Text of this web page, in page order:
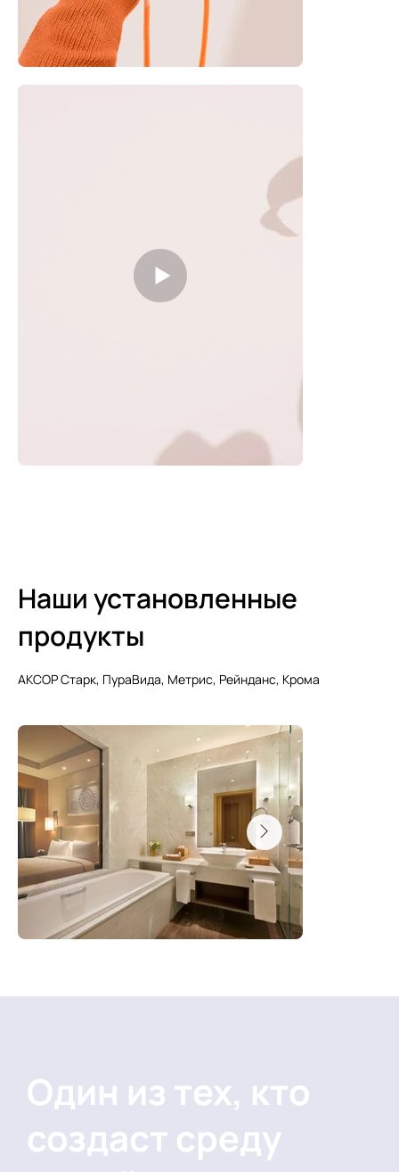
Один из тех, кто
создаст среду
Наши установленные
продукты
АКСОР Старк, ПураВида, Метрис, Рейнданс, Крома